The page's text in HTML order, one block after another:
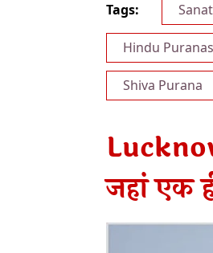
Tags:
Hindu Puranas
Shiva Purana
जहां एक